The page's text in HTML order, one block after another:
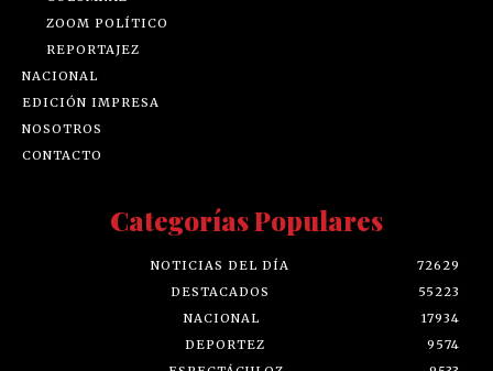
ZOOM POLÍTICO
REPORTAJEZ
NACIONAL
EDICIÓN IMPRESA
NOSOTROS
CONTACTO
Categorías Populares
NOTICIAS DEL DÍA
72629
DESTACADOS
55223
NACIONAL
17934
DEPORTEZ
9574